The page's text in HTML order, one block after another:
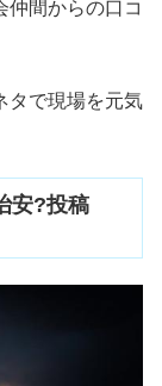
仲間からの口コ
タで現場を元気
安?投稿